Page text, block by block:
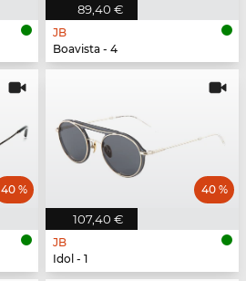
89,40 €
JB
Boavista - 4
40 %
107,40 €
40 %
JB
Idol - 1